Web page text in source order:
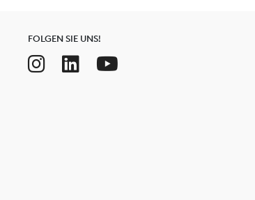
FOLGEN SIE UNS!